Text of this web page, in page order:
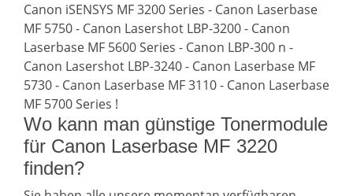
Canon iSENSYS MF 3200 Series - Canon Laserbase
MF 5750 - Canon Lasershot LBP-3200 - Canon
Laserbase MF 5600 Series - Canon LBP-300 n -
Canon Lasershot LBP-3240 - Canon Laserbase MF
5730 - Canon Laserbase MF 3110 - Canon Laserbase
MF 5700 Series !
Wo kann man günstige Tonermodule
für Canon Laserbase MF 3220
finden?